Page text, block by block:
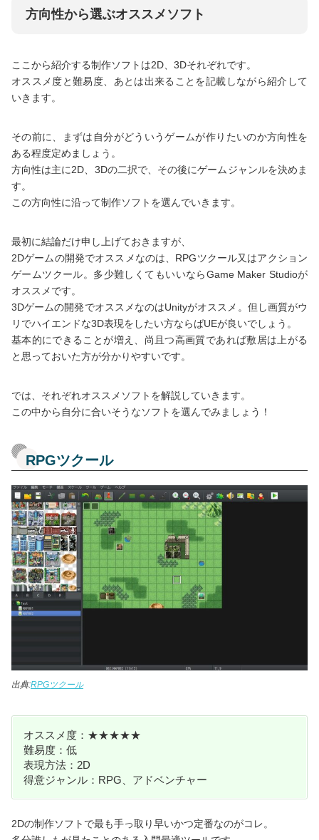
方向性から選ぶオススメソフト
ここから紹介する制作ソフトは2D、3Dそれぞれです。
オススメ度と難易度、あとは出来ることを記載しながら紹介して
いきます。
その前に、まずは自分がどういうゲームが作りたいのか方向性を
ある程度定めましょう。
方向性は主に2D、3Dの二択で、その後にゲームジャンルを決めま
す。
この方向性に沿って制作ソフトを選んでいきます。
最初に結論だけ申し上げておきますが、
2Dゲームの開発でオススメなのは、RPGツクール又はアクション
ゲームツクール。多少難しくてもいいならGame Maker Studioが
オススメです。
3Dゲームの開発でオススメなのはUnityがオススメ。但し画質がウ
リでハイエンドな3D表現をしたい方ならばUEが良いでしょう。
基本的にできることが増え、尚且つ高画質であれば敷居は上がる
と思っておいた方が分かりやすいです。
では、それぞれオススメソフトを解説していきます。
この中から自分に合いそうなソフトを選んでみましょう！
RPGツクール
出典:RPGツクール
オススメ度：★★★★★
難易度：低
表現方法：2D
得意ジャンル：RPG、アドベンチャー
2Dの制作ソフトで最も手っ取り早いかつ定番なのがコレ。